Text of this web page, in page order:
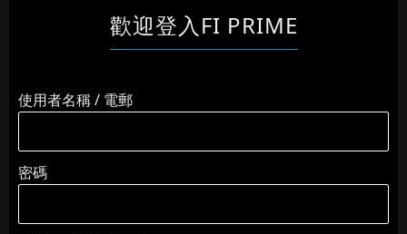
歡迎登入FI PRIME
使用者名稱 / 電郵
密碼